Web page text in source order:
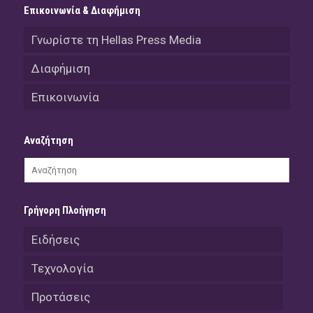
Επικοινωνία & Διαφήμιση
Γνωρίστε τη Hellas Press Media
Διαφήμιση
Επικοινωνία
Αναζήτηση
Γρήγορη Πλοήγηση
Ειδήσεις
Τεχνολογία
Προτάσεις